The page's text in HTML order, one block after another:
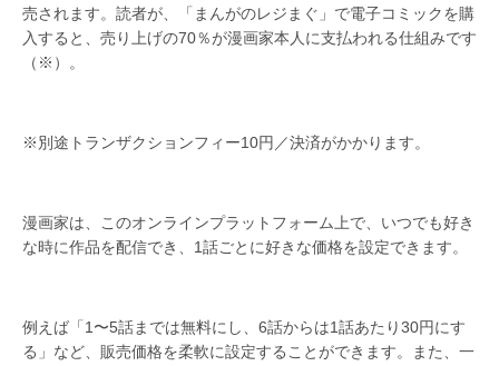
売されます。読者が、「まんがのレジまぐ」で電子コミックを購
入すると、売り上げの70％が漫画家本人に支払われる仕組みです
（※）。
※別途トランザクションフィー10円／決済がかかります。
漫画家は、このオンラインプラットフォーム上で、いつでも好き
な時に作品を配信でき、1話ごとに好きな価格を設定できます。
例えば「1〜5話までは無料にし、6話からは1話あたり30円にす
る」など、販売価格を柔軟に設定することができます。また、一